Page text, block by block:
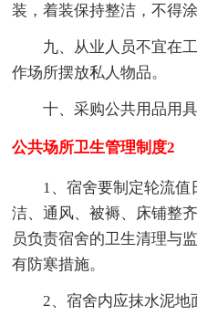
装，着装保持整洁，不得
九、从业人员不宜在工
作场所摆放私人物品。
十、采购公共用品用具
公共场所卫生管理制度2
1、宿舍要制定轮流值
洁、通风、被褥、床铺整
员负责宿舍的卫生清理与
有防寒措施。
2、宿舍内应抹水泥地